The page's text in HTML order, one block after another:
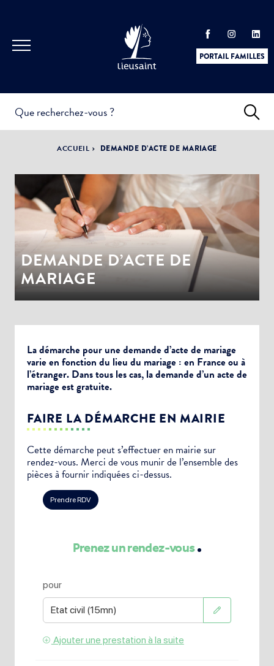
PORTAIL FAMILLES
PRATIQUES &
DÉMARCHES
ACTUALITÉS &
ÉVÈNEMENTS
LA VILLE
DÉMOCRATIE
PARTICIPATIVE
ACCUEIL DEMANDE D’ACTE DE MARIAGE
DEMANDE D’ACTE DE
MARIAGE
La démarche pour une demande d’acte de mariage
varie en fonction du lieu du mariage : en France ou à
l’étranger. Dans tous les cas, la demande d’un acte de
mariage est gratuite.
FAIRE LA DÉMARCHE EN MAIRIE
Cette démarche peut s’effectuer en mairie sur
rendez-vous. Merci de vous munir de l’ensemble des
pièces à fournir indiquées ci-dessus.